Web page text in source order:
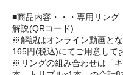
■商品内容・・・専用リン
解説(QRコード)
※解説はオンライン動画と
165円(税込)にてご用意して
※リングの組み合わせは「